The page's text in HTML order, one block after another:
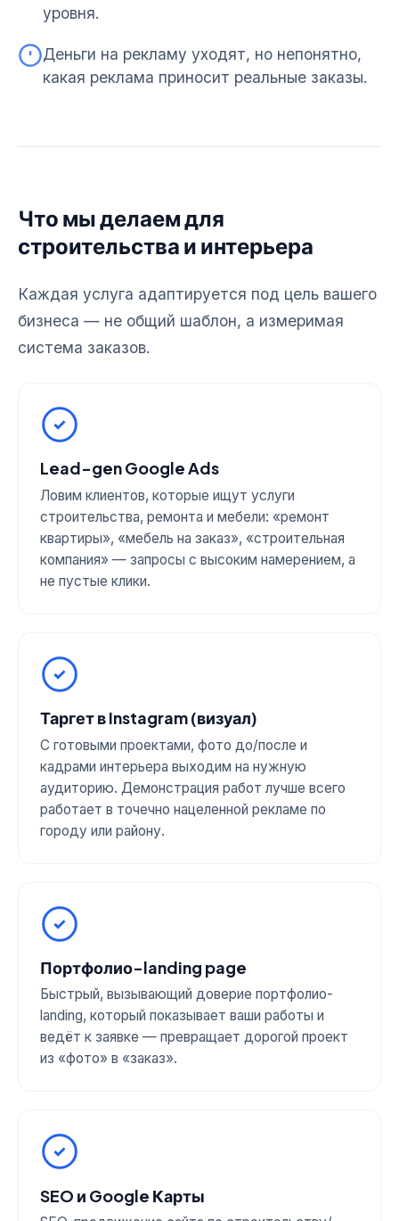
уровня.
Деньги на рекламу уходят, но непонятно,
какая реклама приносит реальные заказы.
Что мы делаем для
строительства и интерьера
Каждая услуга адаптируется под цель вашего
бизнеса — не общий шаблон, а измеримая
система заказов.
Lead-gen Google Ads
Ловим клиентов, которые ищут услуги
строительства, ремонта и мебели: «ремонт
квартиры», «мебель на заказ», «строительная
компания» — запросы с высоким намерением, а
не пустые клики.
Таргет в Instagram (визуал)
С готовыми проектами, фото до/после и
кадрами интерьера выходим на нужную
аудиторию. Демонстрация работ лучше всего
работает в точечно нацеленной рекламе по
городу или району.
Портфолио-landing page
Быстрый, вызывающий доверие портфолио-
landing, который показывает ваши работы и
ведёт к заявке — превращает дорогой проект
из «фото» в «заказ».
SEO и Google Карты